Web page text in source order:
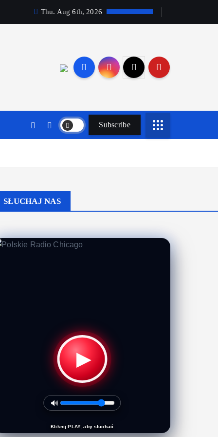
Thu. Aug 6th, 2026
Subscribe
SŁUCHAJ NAS
▶
🔊
Kliknij PLAY, aby słuchać